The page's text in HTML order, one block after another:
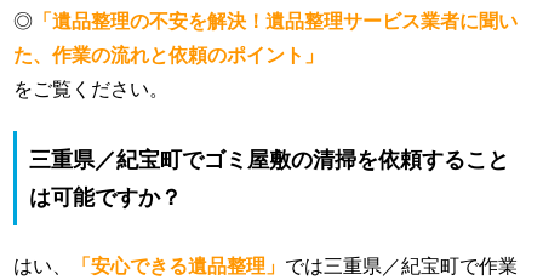
◎ 「遺品整理の不安を解決！遺品整理サービス業者に聞い
た、作業の流れと依頼のポイント」
をご覧ください。
三重県／紀宝町でゴミ屋敷の清掃を依頼すること
は可能ですか？
はい、 「安心できる遺品整理」 では三重県／紀宝町で作業